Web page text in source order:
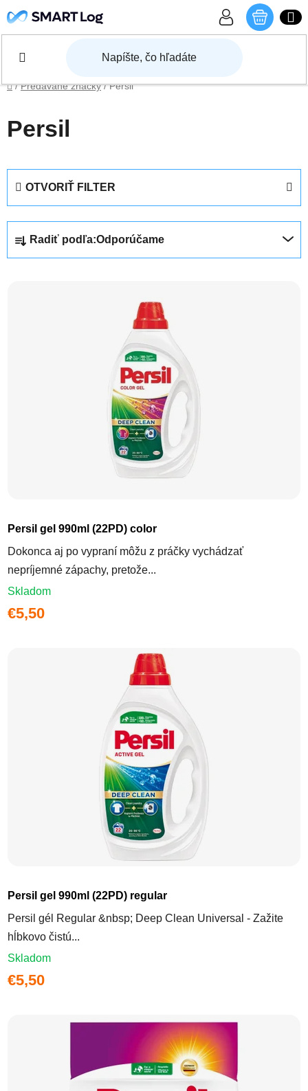
Domov
/ Predávané značky / Persil
Persil
OTVORIŤ FILTER
Radiť podľa:Odporúčame
Persil gel 990ml (22PD) color
Dokonca aj po vypraní môžu z práčky vychádzať
nepríjemné zápachy, pretože...
Skladom
€5,50
Persil gel 990ml (22PD) regular
Persil gél Regular &nbsp; Deep Clean Universal - Zažite
hĺbkovo čistú...
Skladom
€5,50